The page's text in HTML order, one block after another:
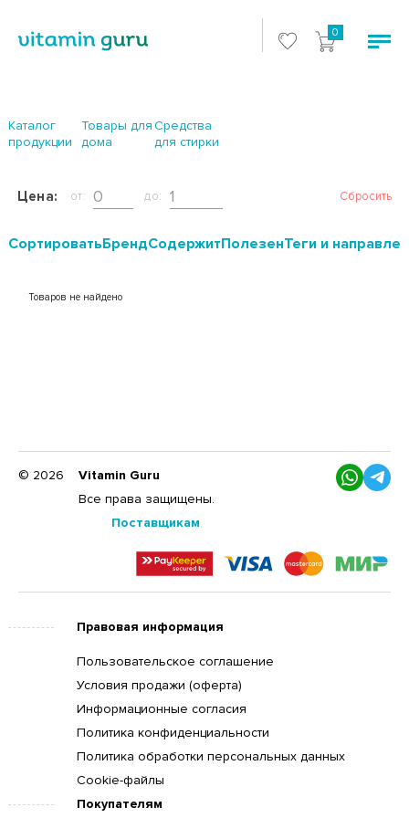
0
Каталог
продукции
Товары для
дома
Средства
для стирки
Цена: от: до: Сбросить
CортироватьБрендСодержитПолезенТеги и
Товаров не найдено
© 2026
Vitamin Guru
Все права защищены.
Поставщикам
Правовая информация
Пользовательское соглашение
Условия продажи (оферта)
Информационные согласия
Политика конфиденциальности
Политика обработки персональных данных
Cookie-файлы
Покупателям